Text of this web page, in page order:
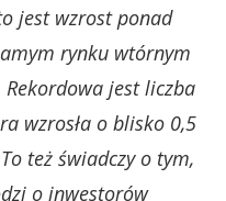
jest wzrost ponad
rynku wtórnym
jest liczba
wzrosła o blisko 0,5
też świadczy o tym,
o inwestorów